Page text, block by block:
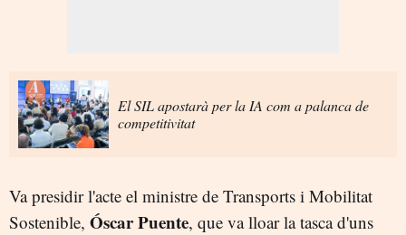
El SIL apostarà per la IA com a palanca de
competitivitat
Va presidir l'acte el ministre de Transports i Mobilitat
Sostenible, Óscar Puente, que va lloar la tasca d'uns